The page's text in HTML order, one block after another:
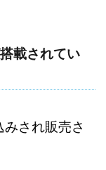
載されてい
され販売さ